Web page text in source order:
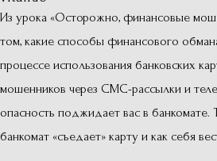
Из урока «Осторожно, финансовые
том, какие способы финансового
процессе использования банковских
мошенников через СМС-рассылки и
опасность поджидает вас в
банкомат «съедает» карту и как себя